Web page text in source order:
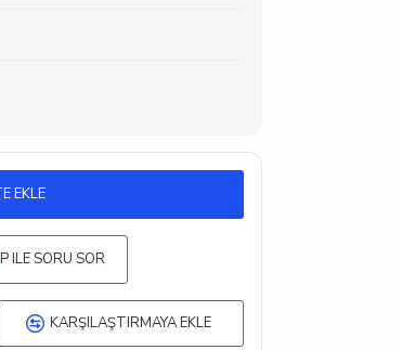
EKLE
ILE SORU SOR
KARŞILAŞTIRMAYA EKLE